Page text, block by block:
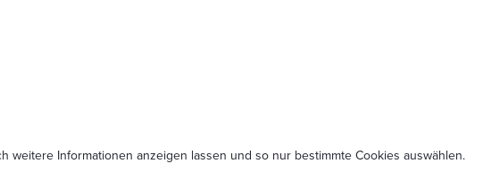
Informationen anzeigen lassen und so nur bestimmte Cookies auswählen.